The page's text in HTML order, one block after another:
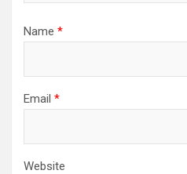
Name *
Email *
Website